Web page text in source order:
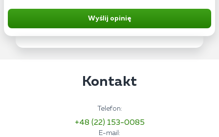
Wyślij opinię
Kontakt
Telefon:
+48 (22) 153-0085
E-mail: